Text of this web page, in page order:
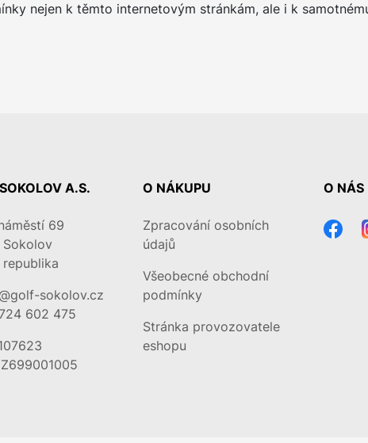
nejen k těmto internetovým stránkám, ale i k
A.S.
69
Sokolov
republika
sokolov.cz
602 475
O NÁKUPU
Zpracování osobních
údajů
Všeobecné obchodní
podmínky
Stránka provozovatele
eshopu
O NÁS